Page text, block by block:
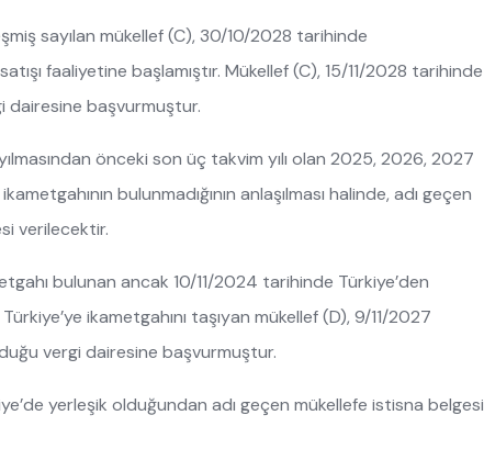
sayılan mükellef (C), 30/10/2028 tarihinde
faaliyetine başlamıştır. Mükellef (C), 15/11/2028 tarihinde
dairesine başvurmuştur.
önceki son üç takvim yılı olan 2025, 2026, 2027
bulunmadığının anlaşılması halinde, adı geçen
verilecektir.
bulunan ancak 10/11/2024 tarihinde Türkiye’den
ikametgahını taşıyan mükellef (D), 9/11/2027
vergi dairesine başvurmuştur.
yerleşik olduğundan adı geçen mükellefe istisna belgesi